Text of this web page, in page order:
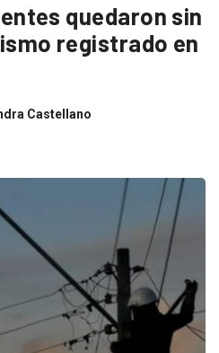
quedaron sin
registrado en
Castellano